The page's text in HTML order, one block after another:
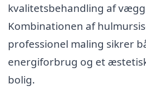
kvalitetsbehandling af
Kombinationen af
professionel maling sikrer
energiforbrug og et
bolig.